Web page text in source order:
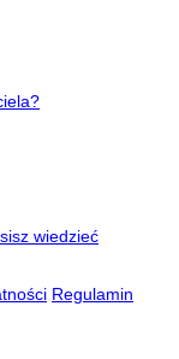
wiedzieć
Regulamin